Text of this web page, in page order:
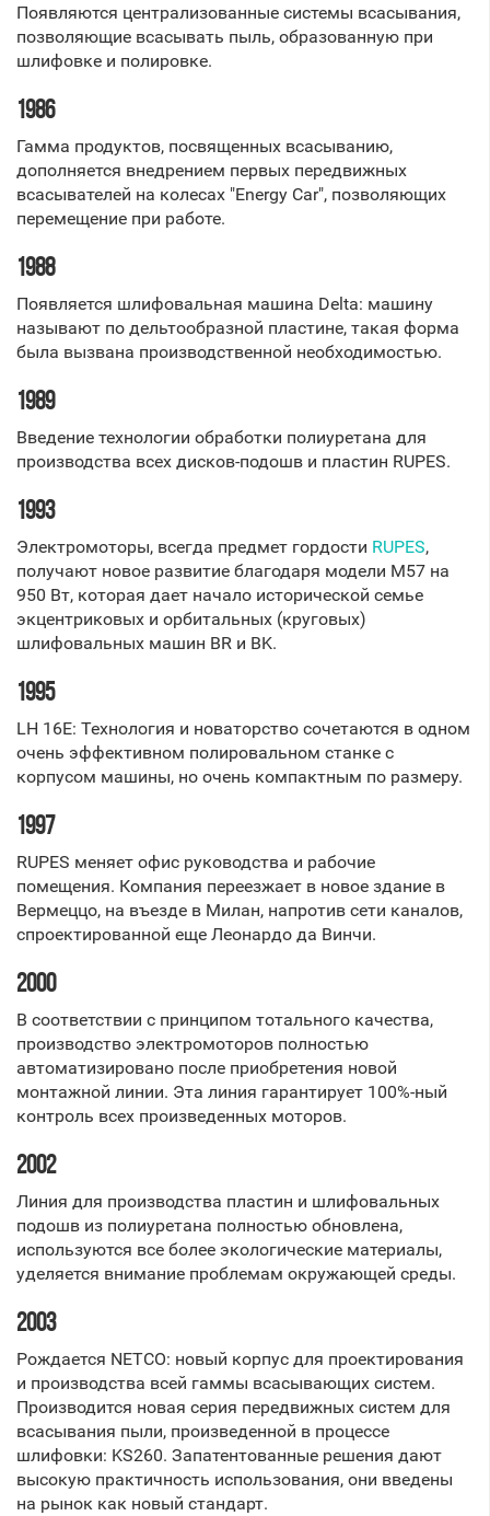
Появляются централизованные системы всасывания,
позволяющие всасывать пыль, образованную при
шлифовке и полировке.
1986
Гамма продуктов, посвященных всасыванию,
дополняется внедрением первых передвижных
всасывателей на колесах "Energy Car", позволяющих
перемещение при работе.
1988
Появляется шлифовальная машина Delta: машину
называют по дельтообразной пластине, такая форма
была вызвана производственной необходимостью.
1989
Введение технологии обработки полиуретана для
производства всех дисков-подошв и пластин RUPES.
1993
Электромоторы, всегда предмет гордости RUPES,
получают новое развитие благодаря модели M57 на
950 Вт, которая дает начало исторической семье
экцентриковых и орбитальных (круговых)
шлифовальных машин BR и BK.
1995
LH 16E: Технология и новаторство сочетаются в одном
очень эффективном полировальном станке с
корпусом машины, но очень компактным по размеру.
1997
RUPES меняет офис руководства и рабочие
помещения. Компания переезжает в новое здание в
Вермеццо, на въезде в Милан, напротив сети каналов,
спроектированной еще Леонардо да Винчи.
2000
В соответствии с принципом тотального качества,
производство электромоторов полностью
автоматизировано после приобретения новой
монтажной линии. Эта линия гарантирует 100%-ный
контроль всех произведенных моторов.
2002
Линия для производства пластин и шлифовальных
подошв из полиуретана полностью обновлена,
используются все более экологические материалы,
уделяется внимание проблемам окружающей среды.
2003
Рождается NETCO: новый корпус для проектирования
и производства всей гаммы всасывающих систем.
Производится новая серия передвижных систем для
всасывания пыли, произведенной в процессе
шлифовки: KS260. Запатентованные решения дают
высокую практичность использования, они введены
на рынок как новый стандарт.